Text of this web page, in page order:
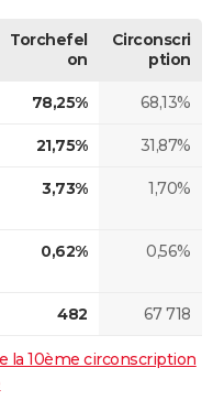
Torchefel
on
Circonscri
ption
78,25% 68,13%
21,75% 31,87%
3,73% 1,70%
0,62% 0,56%
482 67 718
la 10ème circonscription